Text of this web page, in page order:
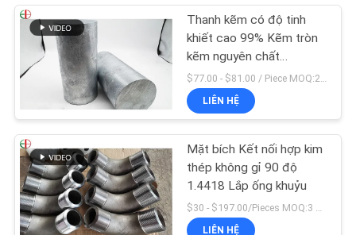
Thanh kẽm có độ tinh
khiết cao 99% Kẽm tròn
kẽm nguyên chất
100x100x200mm
$77.00 - $81.00 / Piece MOQ:2 ghế
LIÊN HỆ
Mặt bích Kết nối hợp kim
thép không gỉ 90 độ
1.4418 Lắp ống khuỷu
LIÊN HỆ